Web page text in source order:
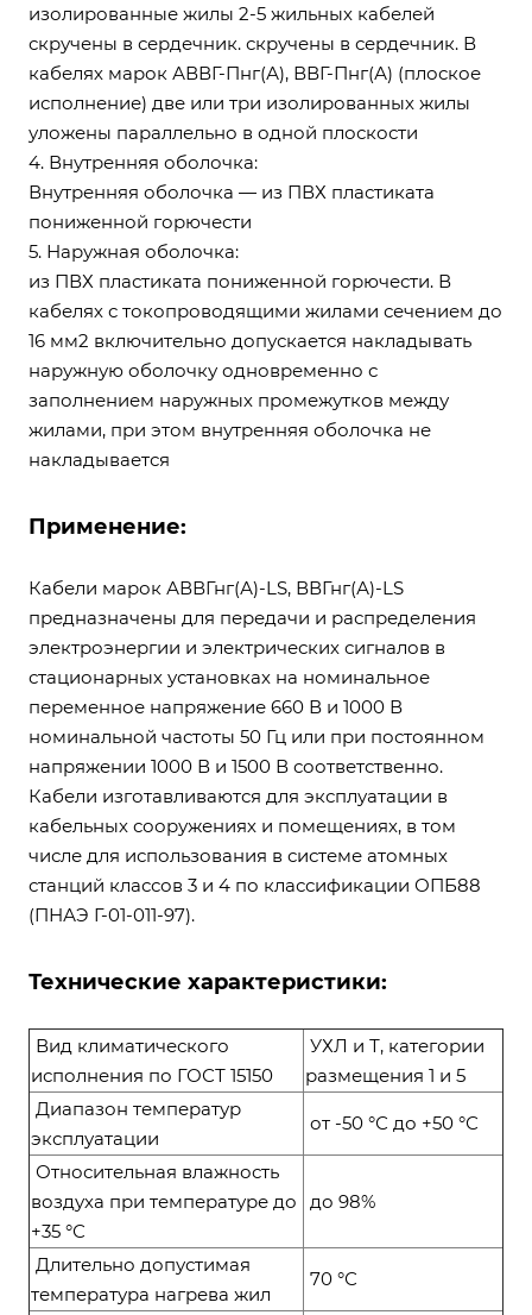
изолированные жилы 2-5 жильных кабелей
скручены в сердечник. скручены в сердечник. В
кабелях марок АВВГ-Пнг(А), ВВГ-Пнг(А) (плоское
исполнение) две или три изолированных жилы
уложены параллельно в одной плоскости
4. Внутренняя оболочка:
Внутренняя оболочка — из ПВХ пластиката
пониженной горючести
5. Наружная оболочка:
из ПВХ пластиката пониженной горючести. В
кабелях с токопроводящими жилами сечением до
16 мм2 включительно допускается накладывать
наружную оболочку одновременно с
заполнением наружных промежутков между
жилами, при этом внутренняя оболочка не
накладывается
Применение:
Кабели марок АВВГнг(А)-LS, ВВГнг(А)-LS
предназначены для передачи и распределения
электроэнергии и электрических сигналов в
стационарных установках на номинальное
переменное напряжение 660 В и 1000 В
номинальной частоты 50 Гц или при постоянном
напряжении 1000 В и 1500 В соответственно.
Кабели изготавливаются для эксплуатации в
кабельных сооружениях и помещениях, в том
числе для использования в системе атомных
станций классов 3 и 4 по классификации ОПБ88
(ПНАЭ Г-01-011-97).
Технические характеристики:
Вид климатического
исполнения по ГОСТ 15150
УХЛ и Т, категории
размещения 1 и 5
Диапазон температур
эксплуатации
от -50 °С до +50 °С
Относительная влажность
воздуха при температуре до
+35 °С
до 98%
Длительно допустимая
температура нагрева жил
70 °С